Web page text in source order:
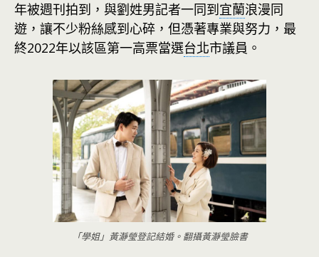
年被週刊拍到，與劉姓男記者一同到宜蘭浪漫同
遊，讓不少粉絲感到心碎，但憑著專業與努力，最
終2022年以該區第一高票當選台北市議員。
「學姐」黃瀞瑩登記結婚。翻攝黃瀞瑩臉書